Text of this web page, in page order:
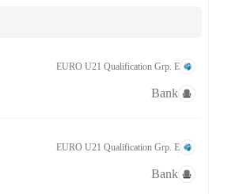
EURO U21 Qualification Grp. E
Bank
EURO U21 Qualification Grp. E
Bank